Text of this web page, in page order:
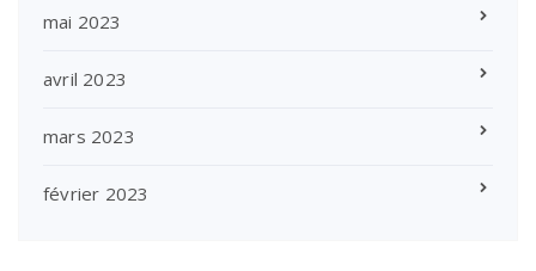
mai 2023
avril 2023
mars 2023
février 2023